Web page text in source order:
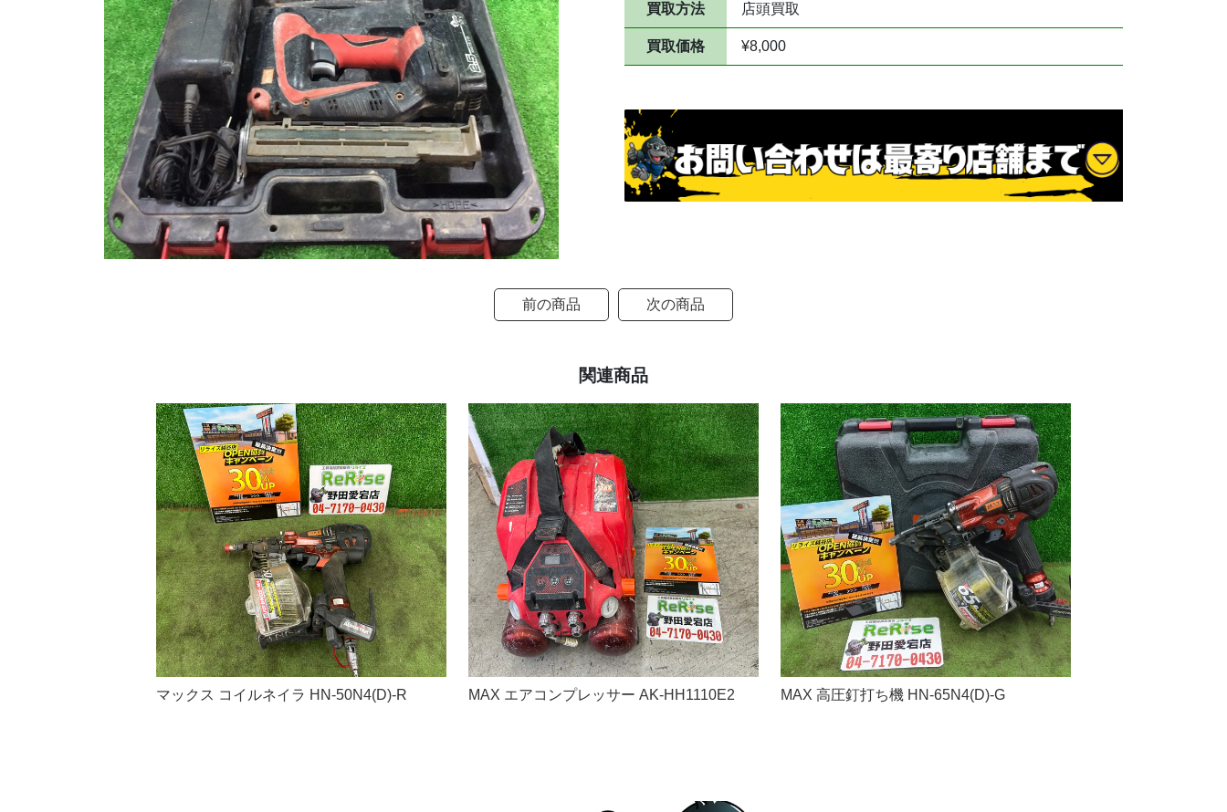
買取方法 店頭買取
買取価格 ¥8,000
前の商品 次の商品
関連商品
マックス コイルネイラ HN-50N4(D)-R MAX エアコンプレッサー AK-HH1110E2 MAX 高圧釘打ち機 HN-65N4(D)-G